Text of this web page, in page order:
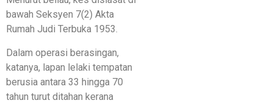
bawah Seksyen 7(2) Akta
Rumah Judi Terbuka 1953.
Dalam operasi berasingan,
katanya, lapan lelaki tempatan
berusia antara 33 hingga 70
tahun turut ditahan kerana